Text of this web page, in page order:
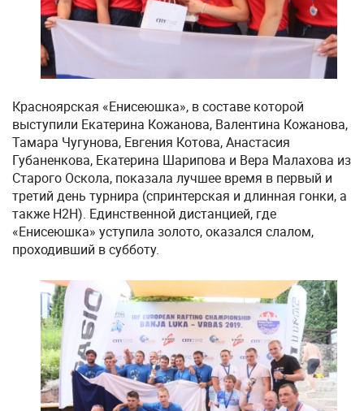
Красноярская «Енисеюшка», в составе которой
выступили Екатерина Кожанова, Валентина Кожанова,
Тамара Чугунова, Евгения Котова, Анастасия
Губаненкова, Екатерина Шарипова и Вера Малахова из
Старого Оскола, показала лучшее время в первый и
третий день турнира (спринтерская и длинная гонки, а
также Н2Н). Единственной дистанцией, где
«Енисеюшка» уступила золото, оказался слалом,
проходивший в субботу.